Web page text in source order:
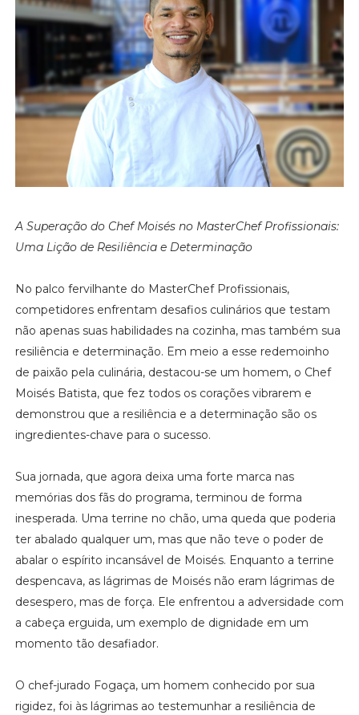
A Superação do Chef Moisés no MasterChef Profissionais:
Uma Lição de Resiliência e Determinação
No palco fervilhante do MasterChef Profissionais,
competidores enfrentam desafios culinários que testam
não apenas suas habilidades na cozinha, mas também sua
resiliência e determinação. Em meio a esse redemoinho
de paixão pela culinária, destacou-se um homem, o Chef
Moisés Batista, que fez todos os corações vibrarem e
demonstrou que a resiliência e a determinação são os
ingredientes-chave para o sucesso.
Sua jornada, que agora deixa uma forte marca nas
memórias dos fãs do programa, terminou de forma
inesperada. Uma terrine no chão, uma queda que poderia
ter abalado qualquer um, mas que não teve o poder de
abalar o espírito incansável de Moisés. Enquanto a terrine
despencava, as lágrimas de Moisés não eram lágrimas de
desespero, mas de força. Ele enfrentou a adversidade com
a cabeça erguida, um exemplo de dignidade em um
momento tão desafiador.
O chef-jurado Fogaça, um homem conhecido por sua
rigidez, foi às lágrimas ao testemunhar a resiliência de